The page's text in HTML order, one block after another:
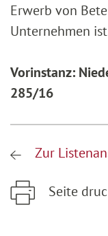
Erwerb von
Unternehmen
Vorinstanz:
285/16
Zur
Seite